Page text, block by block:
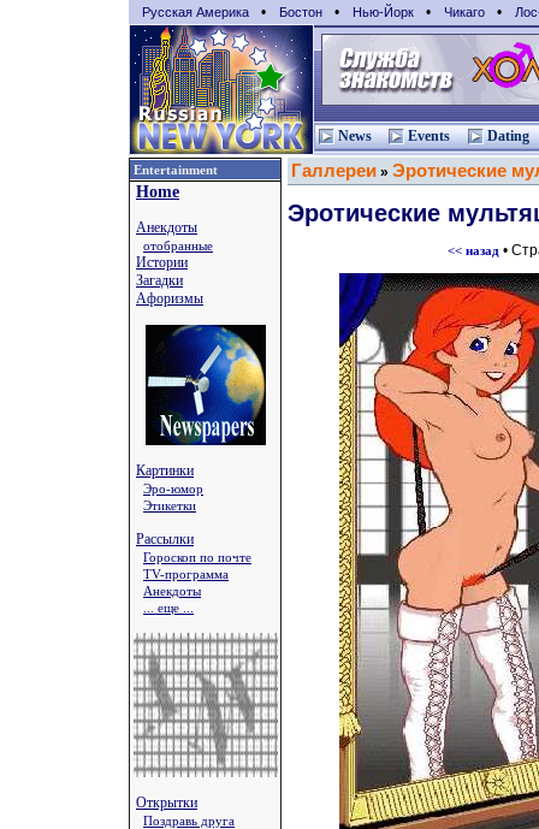
Русская Америка • Бостон • Нью-Йорк • Чикаго •
News Events Dating
Entertainment
Home
Анекдоты
отобранные
Истории
Загадки
Афоризмы
Картинки
Эро-юмор
Этикетки
Рассылки
Гороскоп по почте
TV-программа
Анекдоты
... еще ...
Открытки
Поздравь друга
Галлереи » Эротические
Эротические
<< назад•